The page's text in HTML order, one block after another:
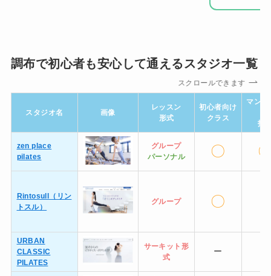
調布で初心者も安心して通えるスタジオ一覧
スクロールできます
スタジオ名 画像
レッスン
形式
初心者向け
クラス
マンツ
指
zen place
pilates
グループ
パーソナル
〇
Rintosull（リン
トスル）
グループ 〇
URBAN
CLASSIC
PILATES
サーキット形
式
ー